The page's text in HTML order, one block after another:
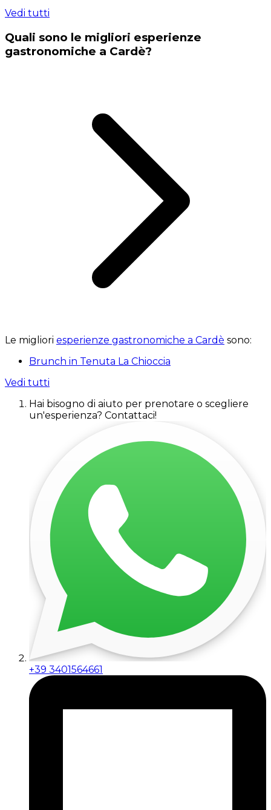
Vedi tutti
Quali sono le migliori esperienze
gastronomiche a Cardè?
Le migliori esperienze gastronomiche a Cardè sono:
Brunch in Tenuta La Chioccia
Vedi tutti
Hai bisogno di aiuto per prenotare o scegliere
un'esperienza? Contattaci!
+39 3401564661